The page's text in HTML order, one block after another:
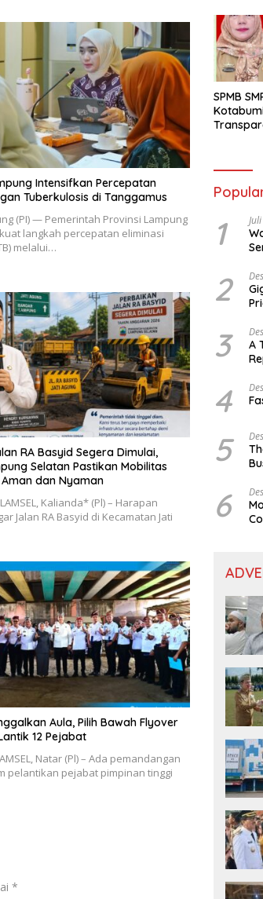
Intensifkan Percepatan
Tuberkulosis di Tanggamus
(PI) — Pemerintah Provinsi Lampung
langkah percepatan eliminasi
melalui…
RA Basyid Segera Dimulai,
Selatan Pastikan Mobilitas
dan Nyaman
Kalianda* (Pl) – Harapan
Jalan RA Basyid di Kecamatan Jati
Aula, Pilih Bawah Flyover
12 Pejabat
Natar (Pl) – Ada pemandangan
pelantikan pejabat pimpinan tinggi
*
SPMB
Susanto
1
2
3
A
4
5
6